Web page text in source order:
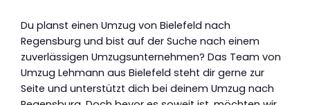
Du planst einen Umzug von Bielefeld nach
Regensburg und bist auf der Suche nach einem
zuverlässigen Umzugsunternehmen? Das Team von
Umzug Lehmann aus Bielefeld steht dir gerne zur
Seite und unterstützt dich bei deinem Umzug nach